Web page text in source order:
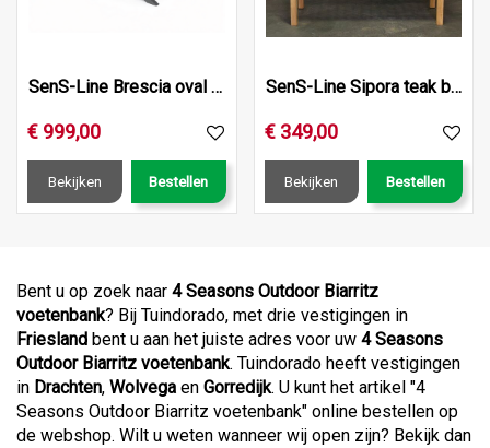
SenS-Line Brescia oval HPL dining table 220x115cm
€ 999,00
Bekijken Bestellen
SenS-Line Sipora teak bank 180cm
€ 349,00
Bekijken Bestellen
Bent u op zoek naar 4 Seasons Outdoor Biarritz
voetenbank? Bij Tuindorado, met drie vestigingen in
Friesland bent u aan het juiste adres voor uw 4 Seasons
Outdoor Biarritz voetenbank. Tuindorado heeft vestigingen
in Drachten, Wolvega en Gorredijk. U kunt het artikel "4
Seasons Outdoor Biarritz voetenbank" online bestellen op
de webshop. Wilt u weten wanneer wij open zijn? Bekijk dan